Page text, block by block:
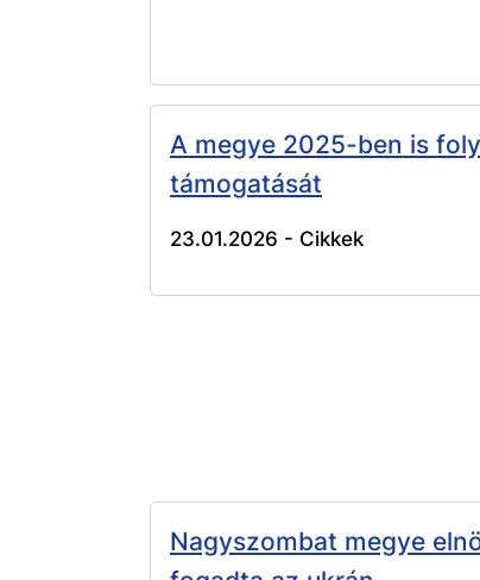
A megye 2025-ben is
támogatását
23.01.2026 - Cikkek
Nagyszombat megye